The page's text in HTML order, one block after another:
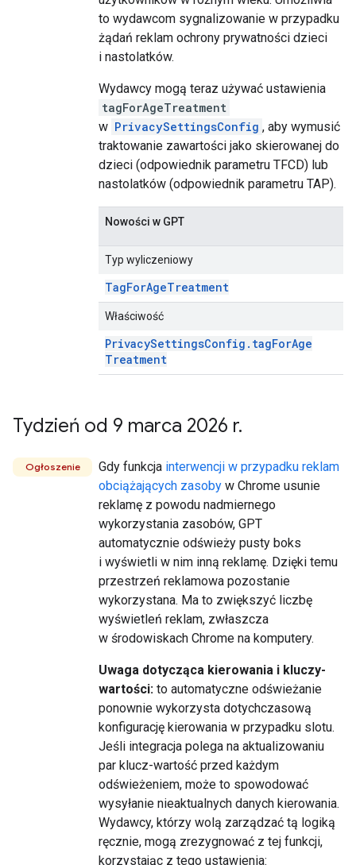
to wydawcom sygnalizowanie w przypadku
żądań reklam ochrony prywatności dzieci
i nastolatków.
Wydawcy mogą teraz używać ustawienia
tagForAgeTreatment
w PrivacySettingsConfig , aby wymusić
traktowanie zawartości jako skierowanej do
dzieci (odpowiednik parametru TFCD) lub
nastolatków (odpowiednik parametru TAP).
Nowości w GPT
Typ wyliczeniowy
TagForAgeTreatment
Właściwość
PrivacySettingsConfig . tagForAge
Treatment
Tydzień od 9 marca 2026 r.
Ogłoszenie Gdy funkcja interwencji w przypadku reklam
obciążających zasoby w Chrome usunie
reklamę z powodu nadmiernego
wykorzystania zasobów, GPT
automatycznie odświeży pusty boks
i wyświetli w nim inną reklamę. Dzięki temu
przestrzeń reklamowa pozostanie
wykorzystana. Ma to zwiększyć liczbę
wyświetleń reklam, zwłaszcza
w środowiskach Chrome na komputery.
Uwaga dotycząca kierowania i kluczy-
wartości: to automatyczne odświeżanie
ponownie wykorzysta dotychczasową
konfigurację kierowania w przypadku slotu.
Jeśli integracja polega na aktualizowaniu
par klucz-wartość przed każdym
odświeżeniem, może to spowodować
wysyłanie nieaktualnych danych kierowania.
Wydawcy, którzy wolą zarządzać tą logiką
ręcznie, mogą zrezygnować z tej funkcji,
korzystając z tego ustawienia: